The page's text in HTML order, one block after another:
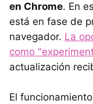
en Chrome. En
está en fase de
navegador. La
como
actualización
El